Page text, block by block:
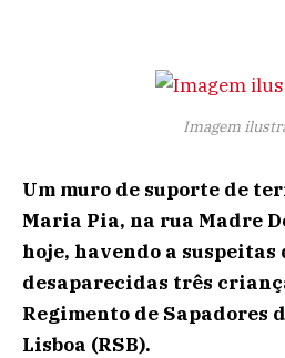
Imagem
Um muro de suporte de
Maria Pia, na rua Madre
hoje, havendo a suspeitas
desaparecidas três
Regimento de Sapadores
Lisboa (RSB).